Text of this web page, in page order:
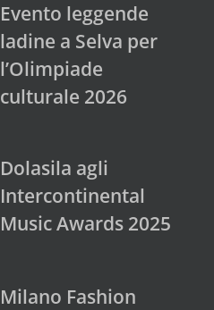
Evento leggende
ladine a Selva per
l’Olimpiade
culturale 2026
Dolasila agli
Intercontinental
Music Awards 2025
Milano Fashion